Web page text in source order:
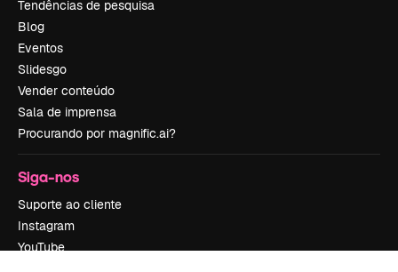
Tendências de pesquisa
Blog
Eventos
Slidesgo
Vender conteúdo
Sala de imprensa
Procurando por magnific.ai?
Siga-nos
Suporte ao cliente
Instagram
YouTube